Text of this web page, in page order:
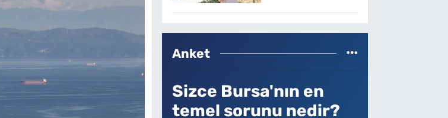
Anket
Sizce Bursa'nın en
temel sorunu nedir?